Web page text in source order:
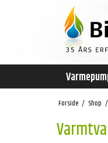
Forside / Shop /